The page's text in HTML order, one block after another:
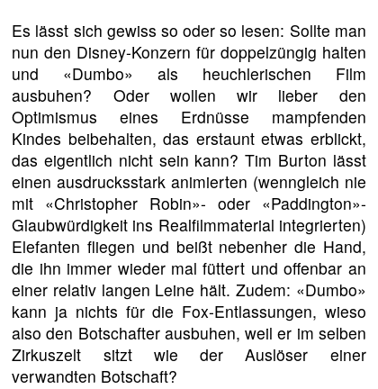
Es lässt sich gewiss so oder so lesen: Sollte man
nun den Disney-Konzern für doppelzüngig halten
und «Dumbo» als heuchlerischen Film
ausbuhen? Oder wollen wir lieber den
Optimismus eines Erdnüsse mampfenden
Kindes beibehalten, das erstaunt etwas erblickt,
das eigentlich nicht sein kann? Tim Burton lässt
einen ausdrucksstark animierten (wenngleich nie
mit «Christopher Robin»- oder «Paddington»-
Glaubwürdigkeit ins Realfilmmaterial integrierten)
Elefanten fliegen und beißt nebenher die Hand,
die ihn immer wieder mal füttert und offenbar an
einer relativ langen Leine hält. Zudem: «Dumbo»
kann ja nichts für die Fox-Entlassungen, wieso
also den Botschafter ausbuhen, weil er im selben
Zirkuszelt sitzt wie der Auslöser einer
verwandten Botschaft?